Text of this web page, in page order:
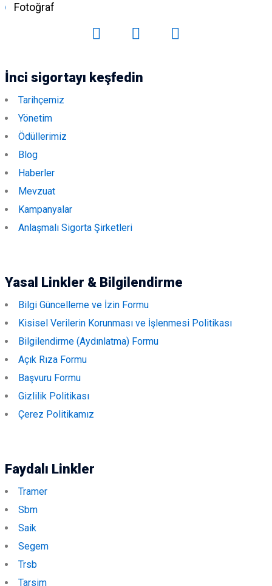
Fotoğraf
İnci sigortayı keşfedin
Tarihçemiz
Yönetim
Ödüllerimiz
Blog
Haberler
Mevzuat
Kampanyalar
Anlaşmalı Sigorta Şirketleri
Yasal Linkler & Bilgilendirme
Bilgi Güncelleme ve İzin Formu
Kisisel Verilerin Korunması ve İşlenmesi Politikası
Bilgilendirme (Aydınlatma) Formu
Açık Rıza Formu
Başvuru Formu
Gizlilik Politikası
Çerez Politikamız
Faydalı Linkler
Tramer
Sbm
Saik
Segem
Trsb
Tarsim